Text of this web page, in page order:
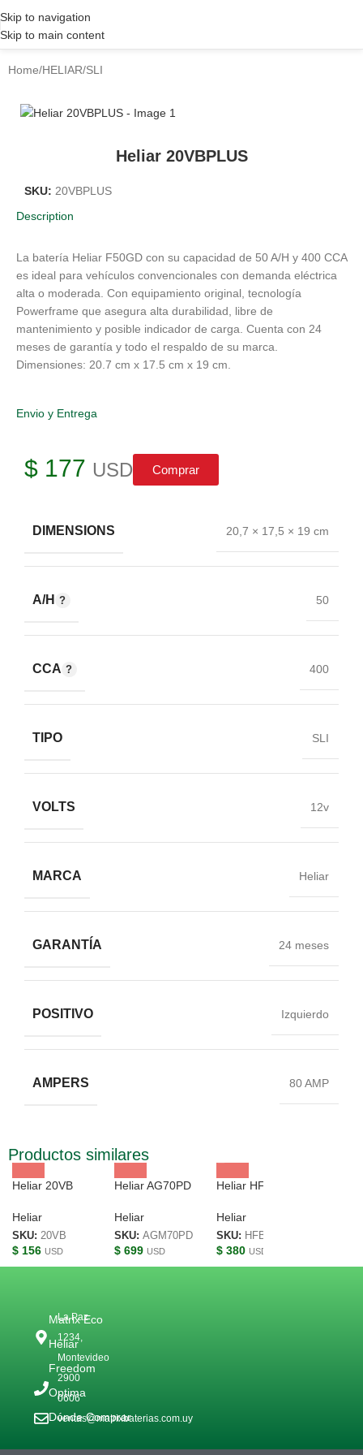
Skip to navigation
Skip to main content
Home/HELIAR/SLI
Heliar 20VBPLUS
SKU: 20VBPLUS
Description
La batería Heliar F50GD con su capacidad de 50 A/H y 400 CCA
es ideal para vehículos convencionales con demanda eléctrica
alta o moderada. Con equipamiento original, tecnología
Powerframe que asegura alta durabilidad, libre de
mantenimiento y posible indicador de carga. Cuenta con 24
meses de garantía y todo el respaldo de su marca.
Dimensiones: 20.7 cm x 17.5 cm x 19 cm.
Envio y Entrega
$ 177 USD Comprar
DIMENSIONS 20,7 × 17,5 × 19 cm
A/H 50
CCA 400
TIPO SLI
VOLTS 12v
MARCA Heliar
GARANTÍA 24 meses
POSITIVO Izquierdo
AMPERS 80 AMP
Productos similares
Heliar 20VB
Heliar
SKU: 20VB
$ 156 USD
Heliar AG70PD
Heliar
SKU: AGM70PD
$ 699 USD
Heliar HFB120HD
Heliar
SKU: HFB120HD
$ 380 USD
La Paz
1234,
Montevideo
2900
0606
ventas@matrixbaterias.com.uy
Matrix Eco
Heliar
Freedom
Optima
Dónde Comprar